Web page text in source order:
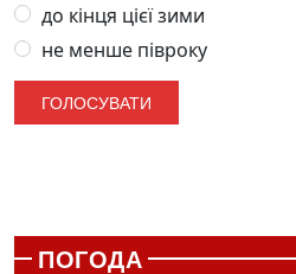
до кінця цієї зими
не менше півроку
ПОГОДА